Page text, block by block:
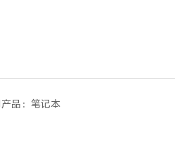
品： 笔记本